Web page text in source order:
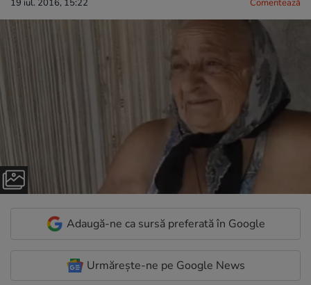
19 iul. 2016, 15:22 Comentează
Adaugă-ne ca sursă preferată în Google
Urmărește-ne pe Google News